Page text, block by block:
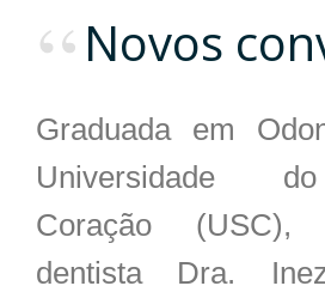
Novos
Graduada em
Universidade
Coração
dentista Dra.